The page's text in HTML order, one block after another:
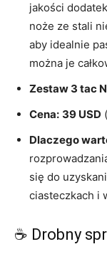
jakości
noże ze stali
aby idealnie
można je
Zestaw 3 tac
Cena: 39 USD
Dlaczego
się do
ciasteczkach i
☕ Drobny